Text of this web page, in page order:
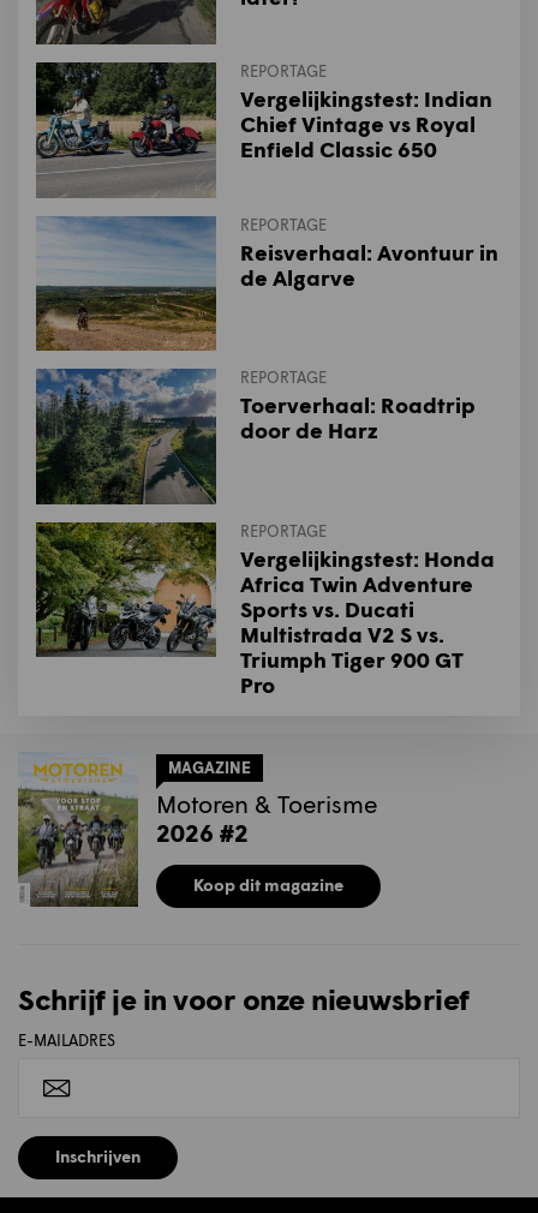
REPORTAGE
Vergelijkingstest: Indian
Chief Vintage vs Royal
Enfield Classic 650
REPORTAGE
Reisverhaal: Avontuur in
de Algarve
REPORTAGE
Toerverhaal: Roadtrip
door de Harz
REPORTAGE
Vergelijkingstest: Honda
Africa Twin Adventure
Sports vs. Ducati
Multistrada V2 S vs.
Triumph Tiger 900 GT
Pro
MAGAZINE
Motoren & Toerisme
2026 #2
Koop dit magazine
Schrijf je in voor onze nieuwsbrief
E-MAILADRES
Inschrijven